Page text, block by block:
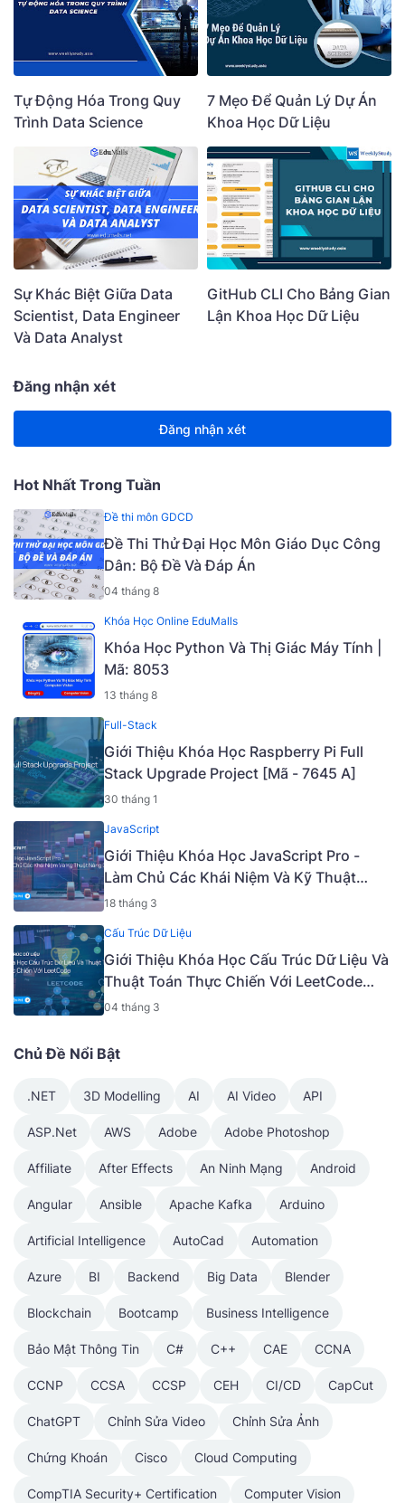
Tự Động Hóa Trong Quy
Trình Data Science
7 Mẹo Để Quản Lý Dự Án
Khoa Học Dữ Liệu
Sự Khác Biệt Giữa Data
Scientist, Data Engineer
Và Data Analyst
GitHub CLI Cho Bảng Gian
Lận Khoa Học Dữ Liệu
Đăng nhận xét
Đăng nhận xét
Hot Nhất Trong Tuần
Đề thi môn GDCD
Đề Thi Thử Đại Học Môn Giáo Dục Công
Dân: Bộ Đề Và Đáp Án
04 tháng 8
Khóa Học Online EduMalls
Khóa Học Python Và Thị Giác Máy Tính |
Mã: 8053
13 tháng 8
Full-Stack
Giới Thiệu Khóa Học Raspberry Pi Full
Stack Upgrade Project [Mã - 7645 A]
30 tháng 1
JavaScript
Giới Thiệu Khóa Học JavaScript Pro -
Làm Chủ Các Khái Niệm Và Kỹ Thuật
Nâng Cao [Mã - 6919 A]
18 tháng 3
Cấu Trúc Dữ Liệu
Giới Thiệu Khóa Học Cấu Trúc Dữ Liệu Và
Thuật Toán Thực Chiến Với LeetCode
[Tiếng Việt] [Mã - 9405 V]
04 tháng 3
Chủ Đề Nổi Bật
.NET 3D Modelling AI AI Video API
ASP.Net AWS Adobe Adobe Photoshop
Affiliate After Effects An Ninh Mạng Android
Angular Ansible Apache Kafka Arduino
Artificial Intelligence AutoCad Automation
Azure BI Backend Big Data Blender
Blockchain Bootcamp Business Intelligence
Bảo Mật Thông Tin C# C++ CAE CCNA
CCNP CCSA CCSP CEH CI/CD CapCut
ChatGPT Chỉnh Sửa Video Chỉnh Sửa Ảnh
Chứng Khoán Cisco Cloud Computing
CompTIA Security+ Certification Computer Vision